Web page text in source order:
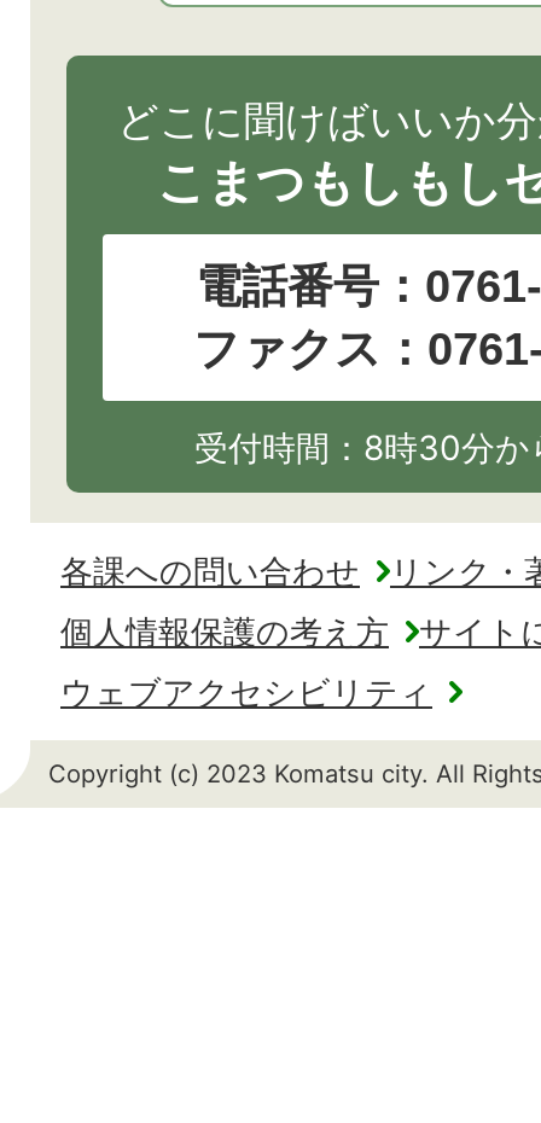
どこに聞けばいいか
こまつもしもし
電話番号：
ファクス：
受付時間：8時30分
各課への問い合わせ
リンク・
個人情報保護の考え方
サイト
ウェブアクセシビリティ
Copyright (c) 2023 Komatsu city. All